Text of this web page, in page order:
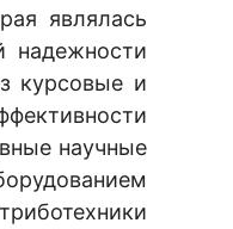
являлась
надежности
курсовые и
научные